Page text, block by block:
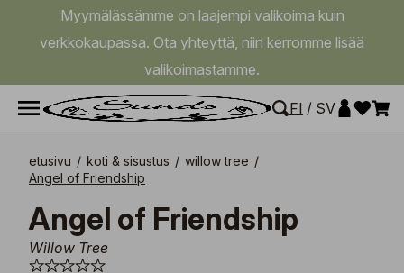
Myymälässämme on laajempi valikoima kuin
verkkokaupassa. Ota yhteyttä, niin kerromme lisää
valikoimastamme.
FI / SV
etusivu / koti & sisustus / willow tree /
Angel of Friendship
Angel of Friendship
Willow Tree